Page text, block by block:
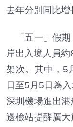
去年分別同比增
「五一」假期
岸出入境人員
架次。其中，5
日至5月5日為
深圳機場進出
邊檢站提醒廣